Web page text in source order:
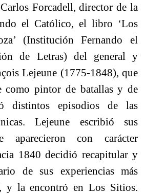
Forcadell, director de la
el Católico, el libro ‘Los
(Institución Fernando el
de Letras) del general y
Lejeune (1775-1848), que
como pintor de batallas y de
distintos episodios de las
Lejeune escribió sus
aparecieron con carácter
1840 decidió recapitular y
de sus experiencias más
y la encontró en Los Sitios.